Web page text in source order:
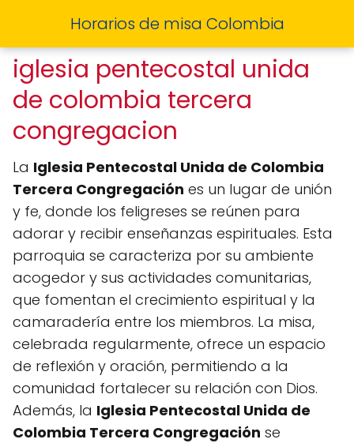
Horarios de misa Colombia
iglesia pentecostal unida
de colombia tercera
congregacion
La Iglesia Pentecostal Unida de Colombia
Tercera Congregación es un lugar de unión
y fe, donde los feligreses se reúnen para
adorar y recibir enseñanzas espirituales. Esta
parroquia se caracteriza por su ambiente
acogedor y sus actividades comunitarias,
que fomentan el crecimiento espiritual y la
camaradería entre los miembros. La misa,
celebrada regularmente, ofrece un espacio
de reflexión y oración, permitiendo a la
comunidad fortalecer su relación con Dios.
Además, la Iglesia Pentecostal Unida de
Colombia Tercera Congregación se